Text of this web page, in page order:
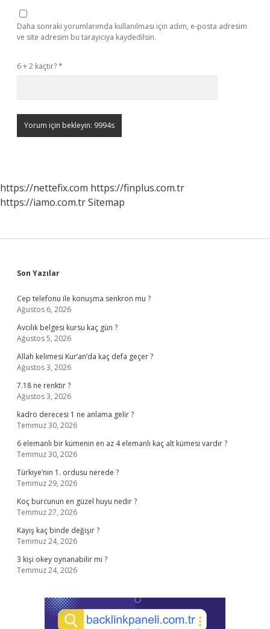
Daha sonraki yorumlarımda kullanılması için adım, e-posta adresim
ve site adresim bu tarayıcıya kaydedilsin.
6 + 2 kaçtır?*
https://nettefix.com https://finplus.com.tr
https://iamo.com.trSitemap
Sidebar
Son Yazılar
Cep telefonu ile konuşma senkron mu ?
Ağustos 6, 2026
Avcılık belgesi kursu kaç gün ?
Ağustos 5, 2026
Allah kelimesi Kur’an’da kaç defa geçer ?
Ağustos 3, 2026
7.18 ne renktir ?
Ağustos 3, 2026
kadro derecesi 1 ne anlama gelir ?
Temmuz 30, 2026
6 elemanlı bir kümenin en az 4 elemanlı kaç alt kümesi vardır ?
Temmuz 30, 2026
Türkiye’nin 1. ordusu nerede ?
Temmuz 29, 2026
Koç burcunun en güzel huyu nedir ?
Temmuz 27, 2026
Kayış kaç binde değişir ?
Temmuz 24, 2026
3 kişi okey oynanabilir mi ?
Temmuz 24, 2026